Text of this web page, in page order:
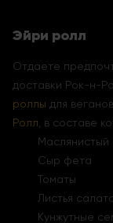
Эйри ролл
Отдаете
доставки Рок-н-
роллы для
Ролл, в составе
Маслянистый
Сыр фета
Томаты
Листья
Кунжутные